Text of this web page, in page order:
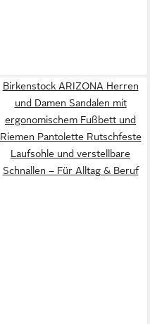
Birkenstock ARIZONA Herren
und Damen Sandalen mit
ergonomischem Fußbett und
Riemen Pantolette Rutschfeste
Laufsohle und verstellbare
Schnallen – Für Alltag & Beruf